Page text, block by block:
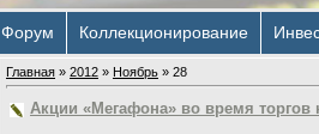
Форум Коллекционирование
Главная » 2012 » Ноябрь » 28
Акции «Мегафона» во время